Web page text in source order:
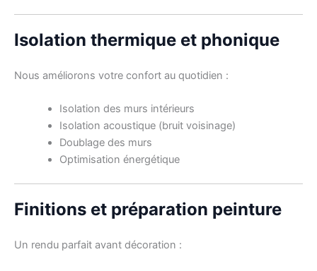
Isolation thermique et phonique
Nous améliorons votre confort au quotidien :
Isolation des murs intérieurs
Isolation acoustique (bruit voisinage)
Doublage des murs
Optimisation énergétique
Finitions et préparation peinture
Un rendu parfait avant décoration :